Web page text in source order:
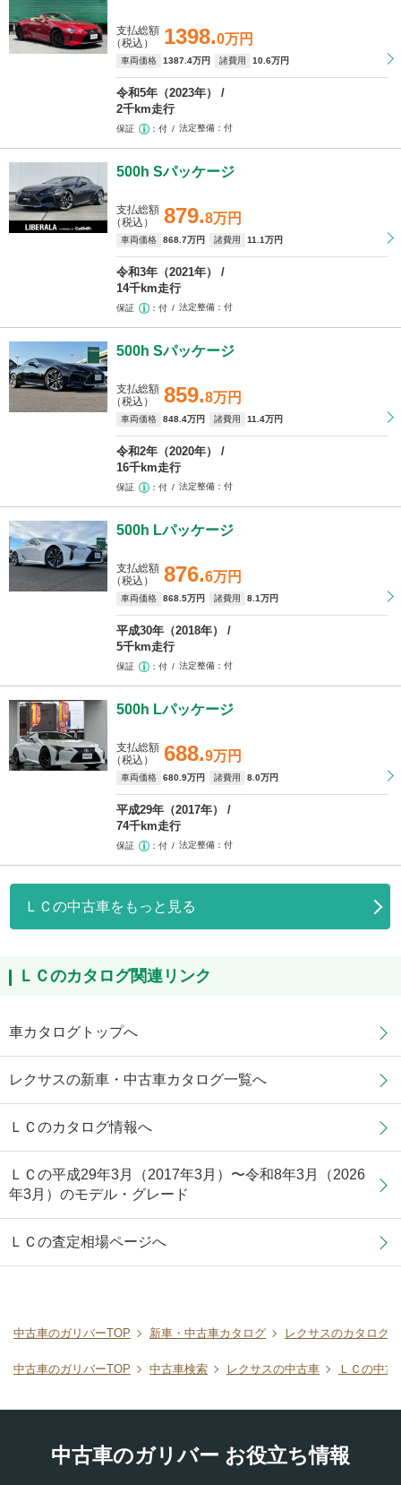
1398.0万円
支払総額
（税込）
車両価格 1387 .4万円 諸費用 10 .6万円
令和5年（2023年）
2千km走行
保証 付 法定整備 付
500h Sパッケージ
879.8万円
支払総額
（税込）
車両価格 868 .7万円 諸費用 11 .1万円
令和3年（2021年）
14千km走行
保証 付 法定整備 付
500h Sパッケージ
859.8万円
支払総額
（税込）
車両価格 848 .4万円 諸費用 11 .4万円
令和2年（2020年）
16千km走行
保証 付 法定整備 付
500h Lパッケージ
876.6万円
支払総額
（税込）
車両価格 868 .5万円 諸費用 8 .1万円
平成30年（2018年）
5千km走行
保証 付 法定整備 付
500h Lパッケージ
688.9万円
支払総額
（税込）
車両価格 680 .9万円 諸費用 8 .0万円
平成29年（2017年）
74千km走行
保証 付 法定整備 付
ＬＣの中古車をもっと見る
ＬＣのカタログ関連リンク
車カタログトップへ
レクサスの新車・中古車カタログ一覧へ
ＬＣのカタログ情報へ
ＬＣの平成29年3月（2017年3月）〜令和8年3月（2026
年3月）のモデル・グレード
ＬＣの査定相場ページへ
中古車のガリバーTOP 新車・中古車カタログ レクサスのカタログ
中古車のガリバーTOP 中古車検索 レクサスの中古車 ＬＣの中古
中古車のガリバー お役立ち情報